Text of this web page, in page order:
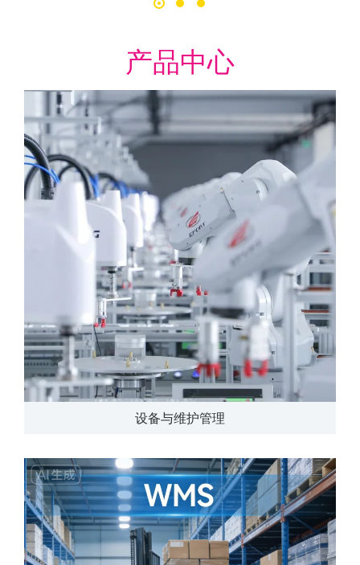
产品中心
设备与维护管理